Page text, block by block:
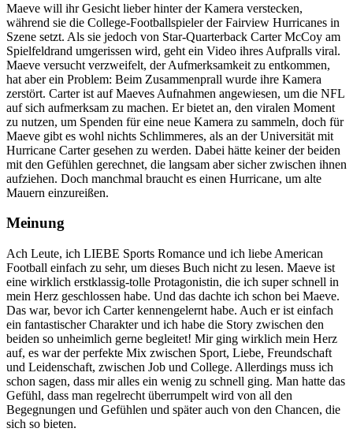
Maeve will ihr Gesicht lieber hinter der Kamera verstecken,
während sie die College-Footballspieler der Fairview Hurricanes in
Szene setzt. Als sie jedoch von Star-Quarterback Carter McCoy am
Spielfeldrand umgerissen wird, geht ein Video ihres Aufpralls viral.
Maeve versucht verzweifelt, der Aufmerksamkeit zu entkommen,
hat aber ein Problem: Beim Zusammenprall wurde ihre Kamera
zerstört. Carter ist auf Maeves Aufnahmen angewiesen, um die NFL
auf sich aufmerksam zu machen. Er bietet an, den viralen Moment
zu nutzen, um Spenden für eine neue Kamera zu sammeln, doch für
Maeve gibt es wohl nichts Schlimmeres, als an der Universität mit
Hurricane Carter gesehen zu werden. Dabei hätte keiner der beiden
mit den Gefühlen gerechnet, die langsam aber sicher zwischen ihnen
aufziehen. Doch manchmal braucht es einen Hurricane, um alte
Mauern einzureißen.
Meinung
Ach Leute, ich LIEBE Sports Romance und ich liebe American
Football einfach zu sehr, um dieses Buch nicht zu lesen. Maeve ist
eine wirklich erstklassig-tolle Protagonistin, die ich super schnell in
mein Herz geschlossen habe. Und das dachte ich schon bei Maeve.
Das war, bevor ich Carter kennengelernt habe. Auch er ist einfach
ein fantastischer Charakter und ich habe die Story zwischen den
beiden so unheimlich gerne begleitet! Mir ging wirklich mein Herz
auf, es war der perfekte Mix zwischen Sport, Liebe, Freundschaft
und Leidenschaft, zwischen Job und College. Allerdings muss ich
schon sagen, dass mir alles ein wenig zu schnell ging. Man hatte das
Gefühl, dass man regelrecht überrumpelt wird von all den
Begegnungen und Gefühlen und später auch von den Chancen, die
sich so bieten.